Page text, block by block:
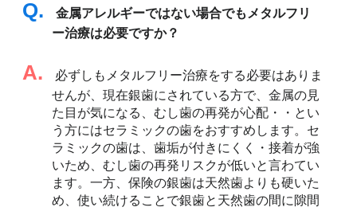
Q.
金属アレルギーではない場合でもメタルフリ
ー治療は必要ですか？
A.
必ずしもメタルフリー治療をする必要はありま
せんが、現在銀歯にされている方で、金属の見
た目が気になる、むし歯の再発が心配・・とい
う方にはセラミックの歯をおすすめします。セ
ラミックの歯は、歯垢が付きにくく・接着が強
いため、むし歯の再発リスクが低いと言わてい
ます。一方、保険の銀歯は天然歯よりも硬いた
め、使い続けることで銀歯と天然歯の間に隙間